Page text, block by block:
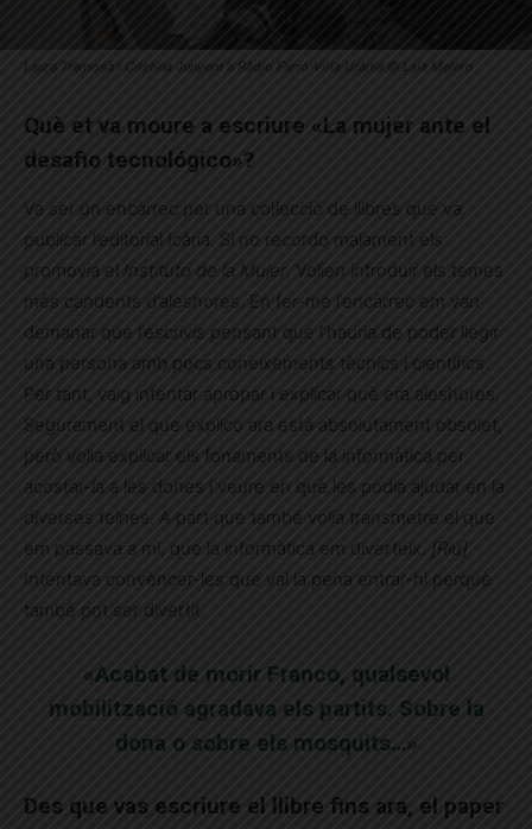
Laura Tremosa i Cristina Junyent a Ràdio Farró-Vil·la Urània © Laia Melero
Què et va moure a escriure «La mujer ante el
desafio tecnológico»?
Va ser un encàrrec per una col·lecció de llibres que va
publicar l’editorial Icària. Si no recordo malament els
promovia el Instituto de la Mujer. Volien introduir els temes
més candents d’aleshores. En fer-me l’encàrrec em van
demanar que l’escrivís pensant que l’hauria de poder llegir
una persona amb pocs coneixements tècnics i científics.
Per tant, vaig intentar apropar i explicar què era aleshores.
Segurament el que explico ara està absolutament obsolet,
però volia explicar els fonaments de la informàtica per
acostar-la a les dones i veure en què les podia ajudar en la
diverses feines. A part que també volia transmetre el que
em passava a mi, que la informàtica em diverteix. [Riu]
Intentava convèncer-les que val la pena entrar-hi perquè
també pot ser divertit.
«Acabat de morir Franco, qualsevol
mobilització agradava els partits. Sobre la
dona o sobre els mosquits…»
Des que vas escriure el llibre fins ara, el paper